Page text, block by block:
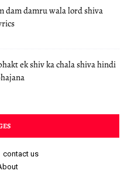
dam damru wala lord shiva
ek shiv ka chala shiva hindi
contact us